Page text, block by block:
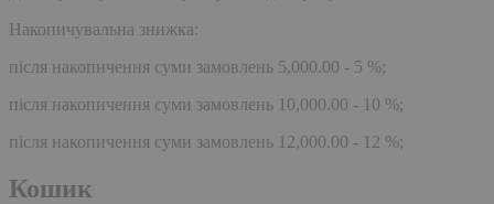
Накопичувальна знижка:
після накопичення суми замовлень 5,000.00 - 5 %;
після накопичення суми замовлень 10,000.00 - 10 %;
після накопичення суми замовлень 12,000.00 - 12 %;
Кошик